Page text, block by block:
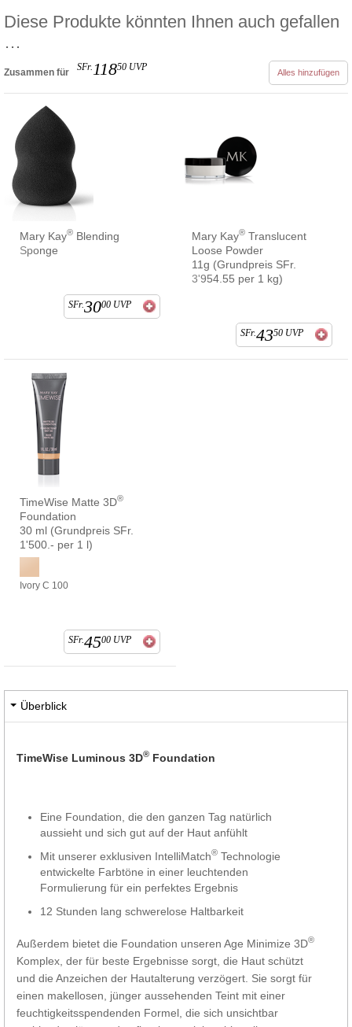
Diese Produkte könnten Ihnen auch gefallen
…
Zusammen für SFr. 11850 UVP Alles hinzufügen
Mary Kay® Blending
Sponge
SFr.3000 UVP
Mary Kay® Translucent
Loose Powder
11g (Grundpreis SFr.
3'954.55 per 1 kg)
SFr.4350 UVP
TimeWise Matte 3D®
Foundation
30 ml (Grundpreis SFr.
1'500.- per 1 l)
Ivory C 100
SFr.4500 UVP
Überblick
TimeWise Luminous 3D® Foundation
Eine Foundation, die den ganzen Tag natürlich
aussieht und sich gut auf der Haut anfühlt
Mit unserer exklusiven IntelliMatch® Technologie
entwickelte Farbtöne in einer leuchtenden
Formulierung für ein perfektes Ergebnis
12 Stunden lang schwerelose Haltbarkeit
Außerdem bietet die Foundation unseren Age Minimize 3D®
Komplex, der für beste Ergebnisse sorgt, die Haut schützt
und die Anzeichen der Hautalterung verzögert. Sie sorgt für
einen makellosen, jünger aussehenden Teint mit einer
feuchtigkeitsspendenden Formel, die sich unsichtbar